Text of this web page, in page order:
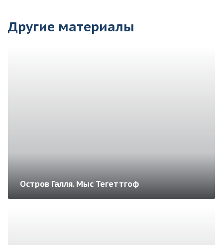
Другие материалы
Остров Галля. Мыс Тегеттгоф